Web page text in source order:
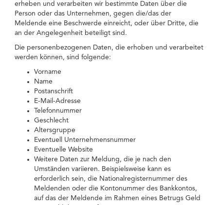
erheben und verarbeiten wir bestimmte Daten über die
Person oder das Unternehmen, gegen die/das der
Meldende eine Beschwerde einreicht, oder über Dritte, die
an der Angelegenheit beteiligt sind.
Die personenbezogenen Daten, die erhoben und verarbeitet
werden können, sind folgende:
Vorname
Name
Postanschrift
E-Mail-Adresse
Telefonnummer
Geschlecht
Altersgruppe
Eventuell Unternehmensnummer
Eventuelle Website
Weitere Daten zur Meldung, die je nach den
Umständen variieren. Beispielsweise kann es
erforderlich sein, die Nationalregisternummer des
Meldenden oder die Kontonummer des Bankkontos,
auf das der Meldende im Rahmen eines Betrugs Geld